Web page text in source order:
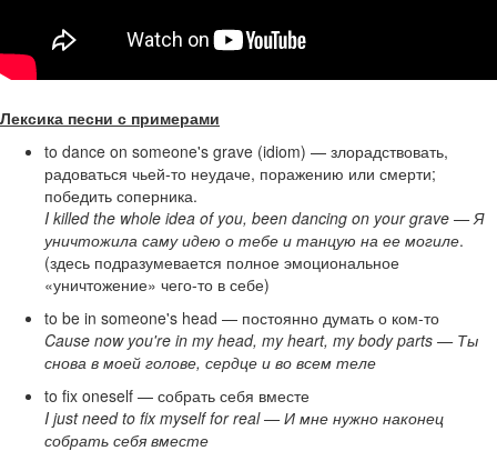
Лексика песни с примерами
to dance on someone's grave (idiom) — злорадствовать,
радоваться чьей-то неудаче, поражению или смерти;
победить соперника.
I killed the whole idea of you, been dancing on your grave — Я
уничтожила саму идею о тебе и танцую на ее могиле.
(здесь подразумевается полное эмоциональное
«уничтожение» чего-то в себе)
to be in someone's head — постоянно думать о ком-то
Cause now you're in my head, my heart, my body parts — Ты
снова в моей голове, сердце и во всем теле
to fix oneself — собрать себя вместе
I just need to fix myself for real — И мне нужно наконец
собрать себя вместе